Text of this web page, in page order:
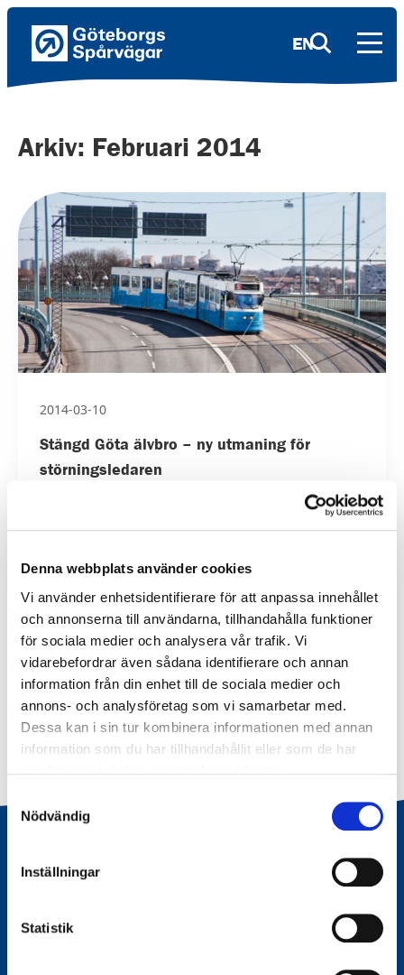
Denna webbplats använder cookies
Vi använder enhetsidentifierare för att anpassa innehållet
och annonserna till användarna, tillhandahålla funktioner
för sociala medier och analysera vår trafik. Vi
vidarebefordrar även sådana identifierare och annan
information från din enhet till de sociala medier och
annons- och analysföretag som vi samarbetar med.
Dessa kan i sin tur kombinera informationen med annan
information som du har tillhandahållit eller som de har
Nödvändig
Inställningar
Statistik
EN
Arkiv: Februari 2014
2014-03-10
Stängd Göta älvbro – ny utmaning för
störningsledaren
Nils Olsson* är störningsledare för kollektivtrafiken.
Nu tar han sig an ett nytt och omfattande uppdrag –
Tillbaka till alla nyheter